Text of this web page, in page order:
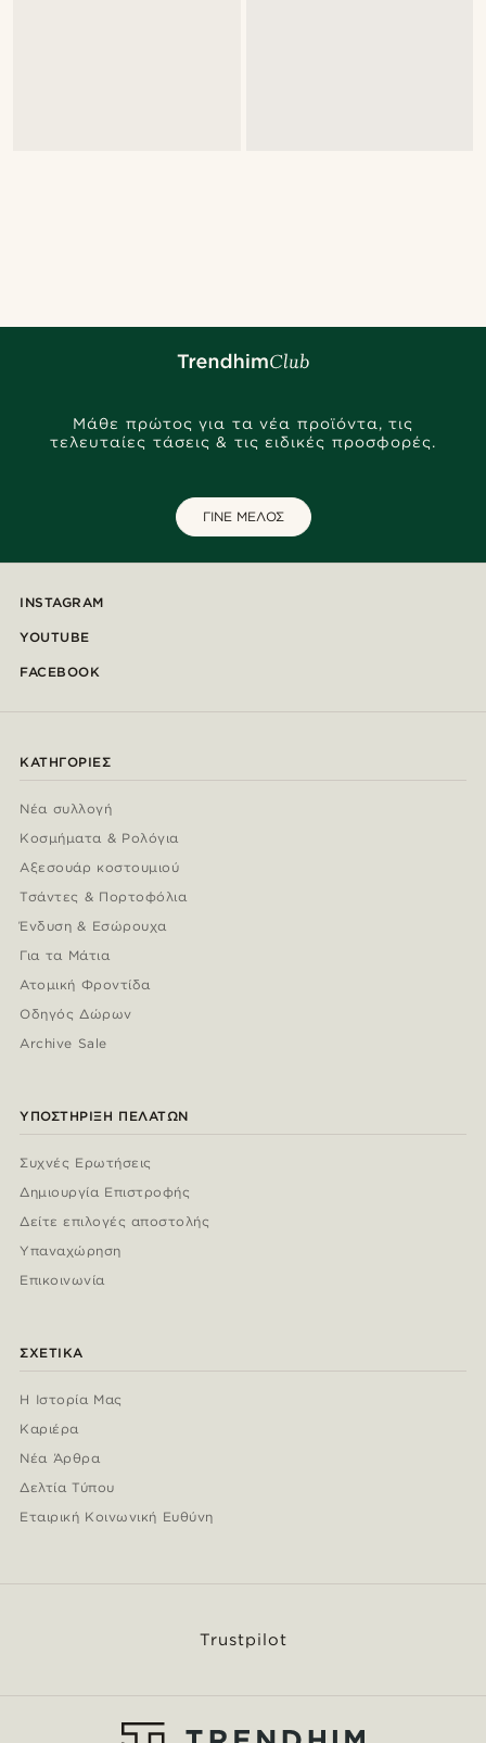
Μάθε πρώτος για τα νέα προϊόντα, τις
τελευταίες τάσεις & τις ειδικές προσφορές.
ΓΙΝΕ ΜΕΛΟΣ
INSTAGRAM
YOUTUBE
FACEBOOK
ΚΑΤΗΓΟΡΊΕΣ
Νέα συλλογή
Κοσμήματα & Ρολόγια
Αξεσουάρ κοστουμιού
Τσάντες & Πορτοφόλια
Ένδυση & Εσώρουχα
Για τα Μάτια
Ατομική Φροντίδα
Οδηγός Δώρων
Archive Sale
ΥΠΟΣΤΉΡΙΞΗ ΠΕΛΑΤΏΝ
Συχνές Ερωτήσεις
Δημιουργία Επιστροφής
Δείτε επιλογές αποστολής
Υπαναχώρηση
Επικοινωνία
ΣΧΕΤΙΚΆ
Η Ιστορία Μας
Καριέρα
Νέα Άρθρα
Δελτία Τύπου
Εταιρική Κοινωνική Ευθύνη
Trustpilot